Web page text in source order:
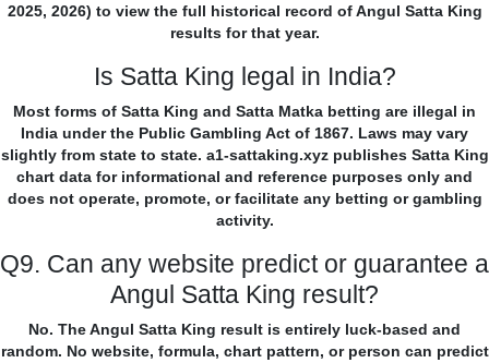
2025, 2026) to view the full historical record of Angul Satta King
results for that year.
Is Satta King legal in India?
Most forms of Satta King and Satta Matka betting are illegal in
India under the Public Gambling Act of 1867. Laws may vary
slightly from state to state. a1-sattaking.xyz publishes Satta King
chart data for informational and reference purposes only and
does not operate, promote, or facilitate any betting or gambling
activity.
Q9. Can any website predict or guarantee a
Angul Satta King result?
No. The Angul Satta King result is entirely luck-based and
random. No website, formula, chart pattern, or person can predict